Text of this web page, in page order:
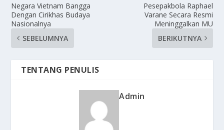
Negara Vietnam Bangga
Dengan Cirikhas Budaya
Nasionalnya
SEBELUMNYA
Pesepakbola Raphael
Varane Secara Resmi
Meninggalkan MU
BERIKUTNYA
TENTANG PENULIS
Admin